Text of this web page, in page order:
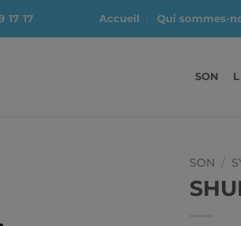
17 17 Accueil Qui sommes-
SON
SON /